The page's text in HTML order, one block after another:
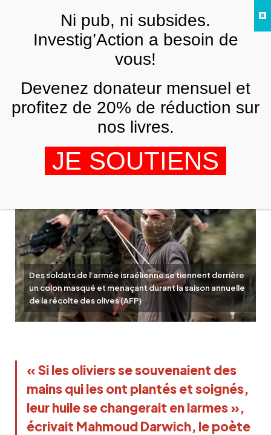
Des soldats de l’armée israélienne se tiennent derrière
un colon masqué et menaçant durant la saison annuelle
de la récolte des olives (AFP)
La violence des colons pendant la
saison de la récolte des olives
TO-FAN.COM, AL-AKHBAR, JASPER NATHANIEL
« Si les oliviers se souvenaient des
mains qui les ont plantés et soignés,
leur huile se changerait en larmes »,
écrivait Mahmoud Darwich, le poète
FRNi pub, ni subsides.
Investig’Action a besoin de
vous!
Devenez donateur mensuel et
profitez de 20% de réduction sur
nos livres.
JE SOUTIENS